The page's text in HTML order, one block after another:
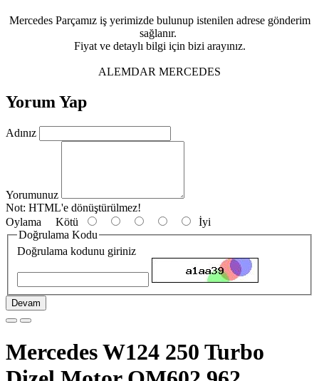
Mercedes Parçamız iş yerimizde bulunup istenilen adrese gönderim
sağlanır.
Fiyat ve detaylı bilgi için bizi arayınız.
ALEMDAR MERCEDES
Yorum Yap
Adınız
Yorumunuz
Not: HTML'e dönüştürülmez!
Oylama Kötü
İyi
Doğrulama Kodu
Doğrulama kodunu giriniz
Devam
Mercedes W124 250 Turbo